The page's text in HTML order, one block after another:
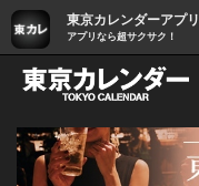
東京カレンダーアプリ
アプリなら超サクサク！